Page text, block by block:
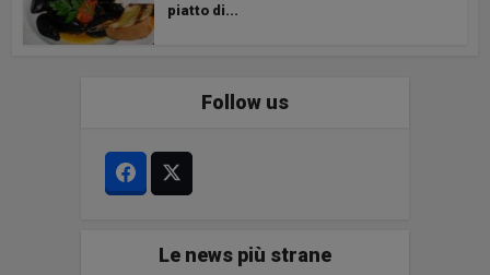
piatto di...
Follow us
Le news più strane